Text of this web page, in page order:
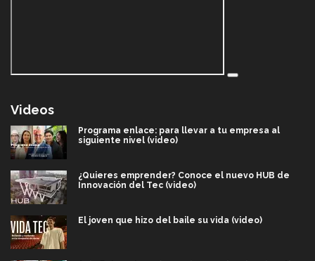
Videos
Programa enlace: para llevar a tu empresa al
siguiente nivel (video)
¿Quieres emprender? Conoce el nuevo HUB de
Innovación del Tec (video)
El joven que hizo del baile su vida (video)